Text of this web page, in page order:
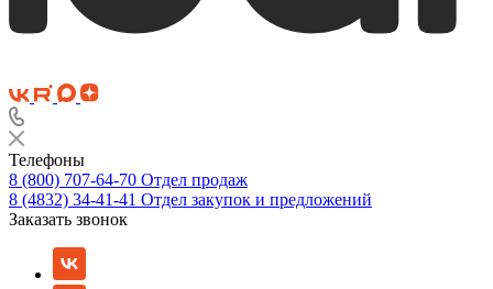
Телефоны
8 (800) 707-64-70 Отдел продаж
8 (4832) 34-41-41 Отдел закупок и предложений
Заказать звонок